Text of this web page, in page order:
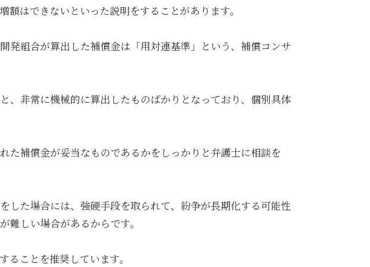
はできないといった説明をすることがあります。
発組合が算出した補償金は「用対連基準」という、補償コンサ
、非常に機械的に算出したものばかりとなっており、個別具体
た補償金が妥当なものであるかをしっかりと弁護士に相談を
した場合には、強硬手段を取られて、紛争が長期化する可能性
しい場合があるからです。
ことを推奨しています。